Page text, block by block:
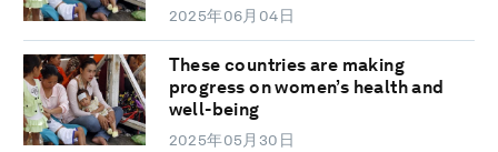
2025年06月04日
These countries are making
progress on women’s health and
well-being
2025年05月30日